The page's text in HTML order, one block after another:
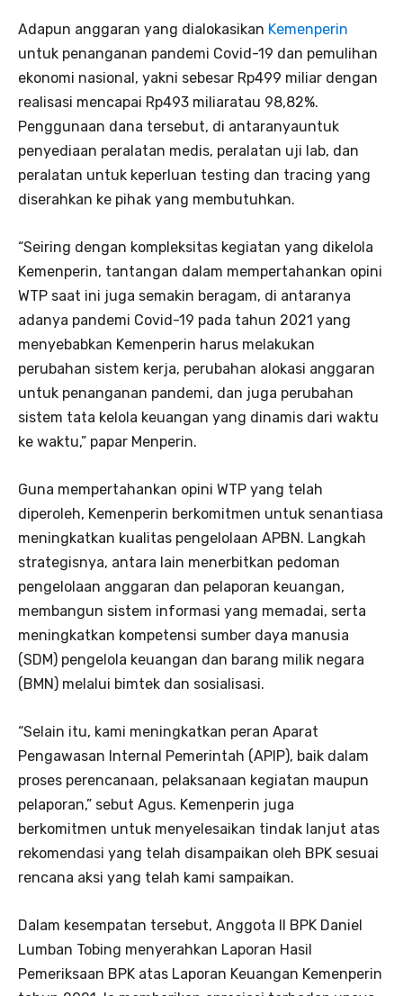
Adapun anggaran yang dialokasikan Kemenperin
untuk penanganan pandemi Covid-19 dan pemulihan
ekonomi nasional, yakni sebesar Rp499 miliar dengan
realisasi mencapai Rp493 miliaratau 98,82%.
Penggunaan dana tersebut, di antaranyauntuk
penyediaan peralatan medis, peralatan uji lab, dan
peralatan untuk keperluan testing dan tracing yang
diserahkan ke pihak yang membutuhkan.
“Seiring dengan kompleksitas kegiatan yang dikelola
Kemenperin, tantangan dalam mempertahankan opini
WTP saat ini juga semakin beragam, di antaranya
adanya pandemi Covid-19 pada tahun 2021 yang
menyebabkan Kemenperin harus melakukan
perubahan sistem kerja, perubahan alokasi anggaran
untuk penanganan pandemi, dan juga perubahan
sistem tata kelola keuangan yang dinamis dari waktu
ke waktu,” papar Menperin.
Guna mempertahankan opini WTP yang telah
diperoleh, Kemenperin berkomitmen untuk senantiasa
meningkatkan kualitas pengelolaan APBN. Langkah
strategisnya, antara lain menerbitkan pedoman
pengelolaan anggaran dan pelaporan keuangan,
membangun sistem informasi yang memadai, serta
meningkatkan kompetensi sumber daya manusia
(SDM) pengelola keuangan dan barang milik negara
(BMN) melalui bimtek dan sosialisasi.
“Selain itu, kami meningkatkan peran Aparat
Pengawasan Internal Pemerintah (APIP), baik dalam
proses perencanaan, pelaksanaan kegiatan maupun
pelaporan,” sebut Agus. Kemenperin juga
berkomitmen untuk menyelesaikan tindak lanjut atas
rekomendasi yang telah disampaikan oleh BPK sesuai
rencana aksi yang telah kami sampaikan.
Dalam kesempatan tersebut, Anggota II BPK Daniel
Lumban Tobing menyerahkan Laporan Hasil
Pemeriksaan BPK atas Laporan Keuangan Kemenperin